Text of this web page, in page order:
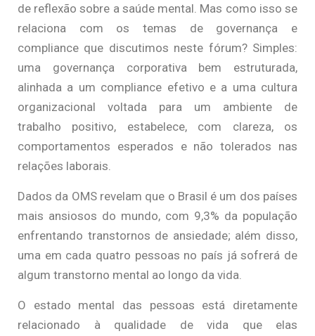
de reflexão sobre a saúde mental. Mas como isso se
relaciona com os temas de governança e
compliance que discutimos neste fórum? Simples:
uma governança corporativa bem estruturada,
alinhada a um compliance efetivo e a uma cultura
organizacional voltada para um ambiente de
trabalho positivo, estabelece, com clareza, os
comportamentos esperados e não tolerados nas
relações laborais.
Dados da OMS revelam que o Brasil é um dos países
mais ansiosos do mundo, com 9,3% da população
enfrentando transtornos de ansiedade; além disso,
uma em cada quatro pessoas no país já sofrerá de
algum transtorno mental ao longo da vida.
O estado mental das pessoas está diretamente
relacionado à qualidade de vida que elas